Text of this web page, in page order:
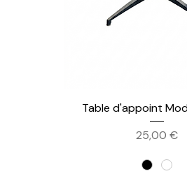
Table d'appoint
Prix
25,00 €